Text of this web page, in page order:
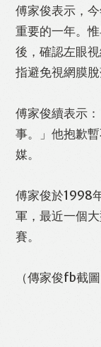
Like
傅家俊表示，
重要的一年。
後，確認左眼
指避免視網膜
傅家俊續表示
事。」他抱歉
媒。
傅家俊於1998
軍，最近一個
賽。
（傳家俊fb截圖